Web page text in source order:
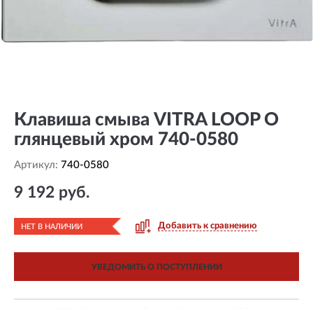
Клавиша смыва VITRA LOOP O
глянцевый хром 740-0580
Артикул: 740-0580
9 192 руб.
НЕТ В НАЛИЧИИ Добавить к сравнению
УВЕДОМИТЬ О ПОСТУПЛЕНИИ